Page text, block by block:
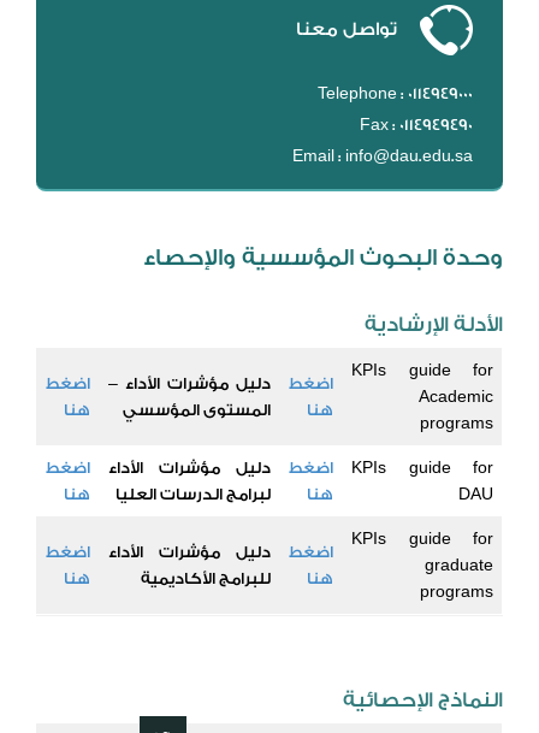
تواصل معنا
Telephone : 0114949000
Fax : 0114949490
Email : info@dau.edu.sa
وحدة البحوث المؤسسية والإحصاء
الأدلة الإرشادية
KPIs guide for
Academic
programs
اضغط
هنا
دليل مؤشرات الأداء –
المستوى المؤسسي
اضغط
هنا
KPIs guide for
DAU
اضغط
هنا
دليل مؤشرات الأداء
لبرامج الدرسات العليا
اضغط
هنا
KPIs guide for
graduate
programs
اضغط
هنا
دليل مؤشرات الأداء
للبرامج الأكاديمية
اضغط
هنا
النماذج الإحصائية